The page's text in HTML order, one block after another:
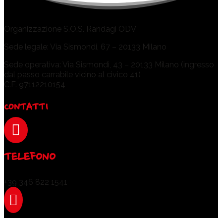
Organizzazione S.O.S. Randagi ODV
Sede legale: Via Sismondi, 67 – 20133 Milano
Sede operativa: Via Sismondi, 43 – 20133 Milano (ingresso
dal passo carrabile vicino al civico 41)
C.F. 97112210154
CONTATTI

TELEFONO
+39 346 822 1541
